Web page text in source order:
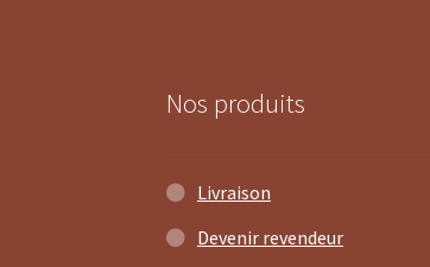
Nos produits
Livraison
Devenir revendeur